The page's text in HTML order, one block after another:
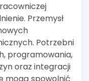
Przemysł
Potrzebni
programowania,
oraz integracji